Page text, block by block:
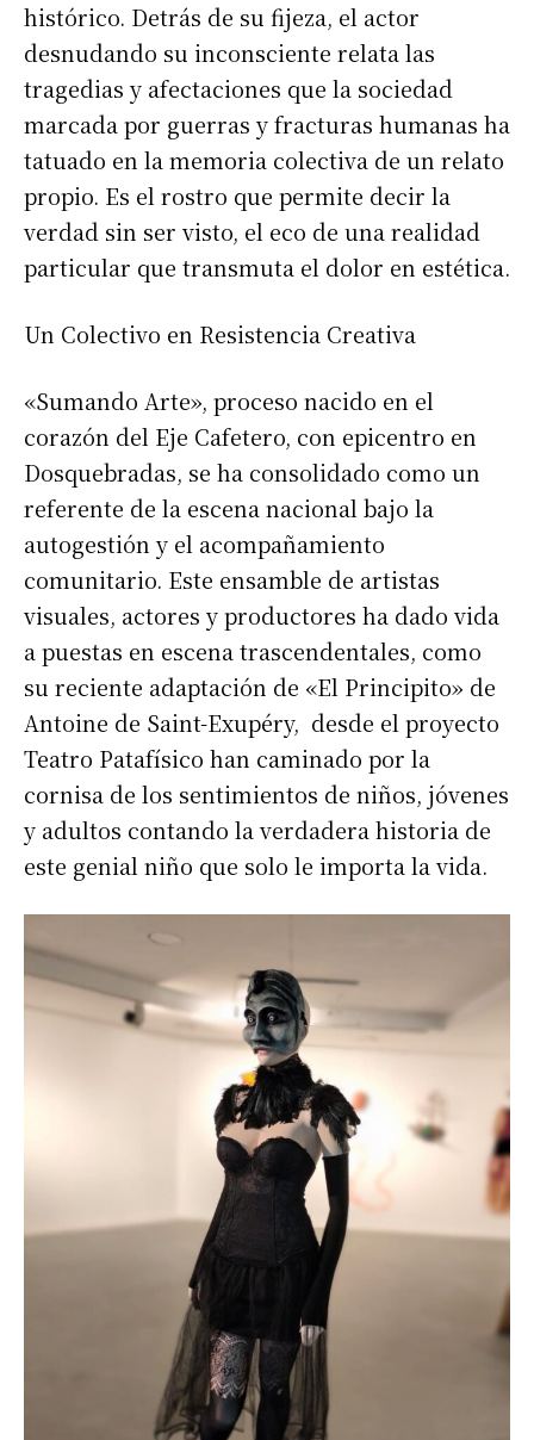
histórico. Detrás de su fijeza, el actor
desnudando su inconsciente relata las
tragedias y afectaciones que la sociedad
marcada por guerras y fracturas humanas ha
tatuado en la memoria colectiva de un relato
propio. Es el rostro que permite decir la
verdad sin ser visto, el eco de una realidad
particular que transmuta el dolor en estética.
Un Colectivo en Resistencia Creativa
«​Sumando Arte», proceso nacido en el
corazón del Eje Cafetero, con epicentro en
Dosquebradas, se ha consolidado como un
referente de la escena nacional bajo la
autogestión y el acompañamiento
comunitario. Este ensamble de artistas
visuales, actores y productores ha dado vida
a puestas en escena trascendentales, como
su reciente adaptación de «El Principito» de
Antoine de Saint-Exupéry, desde el proyecto
Teatro Patafísico han caminado por la
cornisa de los sentimientos de niños, jóvenes
y adultos contando la verdadera historia de
este genial niño que solo le importa la vida.